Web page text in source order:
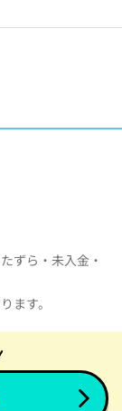
ずら・未入金・
ます。